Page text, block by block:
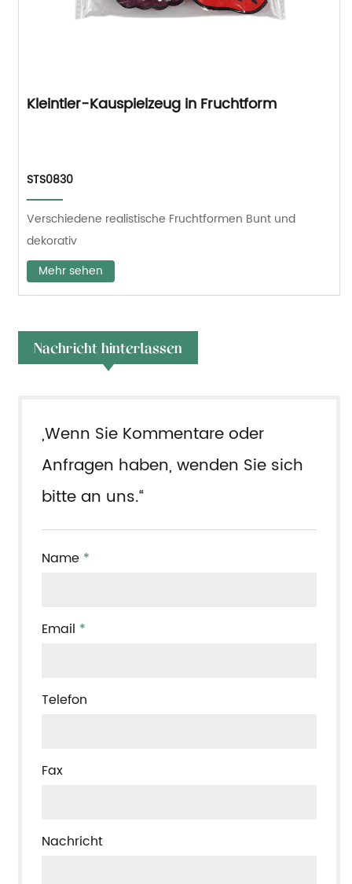
Kleintier-Kauspielzeug in Fruchtform
STS0830
Verschiedene realistische Fruchtformen Bunt und
dekorativ
Mehr sehen
Nachricht hinterlassen
„Wenn Sie Kommentare oder
Anfragen haben, wenden Sie sich
bitte an uns.“
Name *
Email *
Telefon
Fax
Nachricht